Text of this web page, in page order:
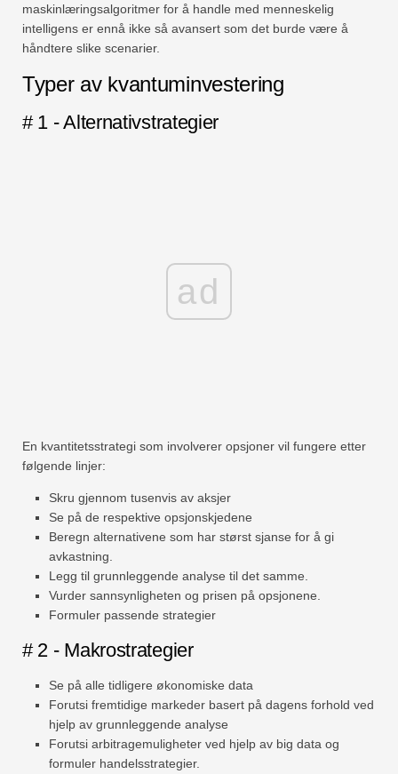
maskinlæringsalgoritmer for å handle med menneskelig
intelligens er ennå ikke så avansert som det burde være å
håndtere slike scenarier.
Typer av kvantuminvestering
# 1 - Alternativstrategier
ad
En kvantitetsstrategi som involverer opsjoner vil fungere etter
følgende linjer:
Skru gjennom tusenvis av aksjer
Se på de respektive opsjonskjedene
Beregn alternativene som har størst sjanse for å gi
avkastning.
Legg til grunnleggende analyse til det samme.
Vurder sannsynligheten og prisen på opsjonene.
Formuler passende strategier
# 2 - Makrostrategier
Se på alle tidligere økonomiske data
Forutsi fremtidige markeder basert på dagens forhold ved
hjelp av grunnleggende analyse
Forutsi arbitragemuligheter ved hjelp av big data og
formuler handelsstrategier.